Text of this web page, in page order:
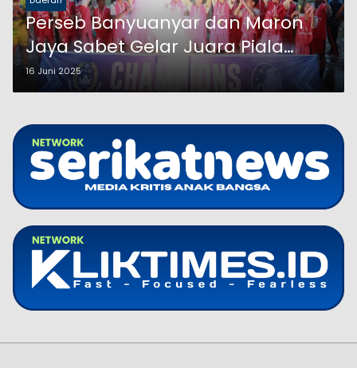
Perseb Banyuanyar dan Maron
Jaya Sabet Gelar Juara Piala
Soeratin U-13 dan U-15 Bupati Cup
2025
16 Juni 2025